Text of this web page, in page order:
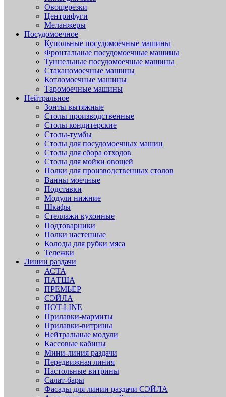
Овощерезки
Центрифуги
Меланжеры
Посудомоечное
Купольные посудомоечные машины
Фронтальные посудомоечные машины
Туннельные посудомоечные машины
Стаканомоечные машины
Котломоечные машины
Таромоечные машины
Нейтральное
Зонты вытяжные
Столы производственные
Столы кондитерские
Столы-тумбы
Столы для посудомоечных машин
Столы для сбора отходов
Столы для мойки овощей
Полки для производственных столов
Ванны моечные
Подставки
Модули нижние
Шкафы
Стеллажи кухонные
Подтоварники
Полки настенные
Колоды для рубки мяса
Тележки
Линии раздачи
АСТА
ПАТША
ПРЕМЬЕР
СЭЙЛА
HOT-LINE
Прилавки-мармиты
Прилавки-витрины
Нейтральные модули
Кассовые кабины
Мини-линия раздачи
Передвижная линия
Настольные витрины
Салат-бары
Фасады для линии раздачи СЭЙЛА